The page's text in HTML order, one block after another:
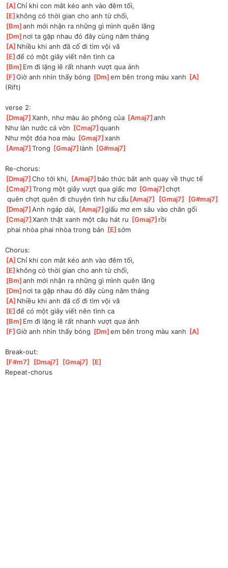
[A ]
Chỉ khi con mắt kéo anh vào đêm tối,
[E ]không có thời gian cho anh từ chối,
[Bm ]
anh mới nhận ra những gì mình quên lãng
[Dm ]nơi ta gặp nhau đó đây cùng năm tháng
[A ]Nhiều khi anh đã cố đi tìm vội vã
[E ]
để có một giây viết nên tình ca
[Bm ]Em đi lặng lẽ rất nhanh vượt qua ảnh
[F ]
Giờ anh nhìn thấy bóng [Dm ]
em bên trong màu xanh [A
(Rift)
verse 2:
[Dmaj7 ]
Xanh, như màu áo phông của [Amaj7 ]
anh
Như làn nước cá vờn [Cmaj7 ]
quanh
Như một đóa hoa màu [Gmaj7 ]
xanh
[Amaj7 ]
Trong [Gmaj7 ]lành [G#maj7
Re-chorus:
[Dmaj7 ]
Cho tới khi, [Amaj7 ]báo thức bắt anh quay về thực tế
[Cmaj7 ]
Trong một giây vượt qua giấc mơ [Gmaj7 ]
chợt
quên chợt quên đi chuyện tình hư cấu [Amaj7 [Gmaj7 [G#maj7
[Dmaj7 ]
Anh ngáp dài, [Amaj7 ]
giấu mơ em sâu vào chăn gối
[Cmaj7 ]
Xanh thật xanh một câu hát ru [Gmaj7 ]rồi
phai nhòa phai nhòa trong bản [E ]
sớm
Chorus:
[A ]
Chỉ khi con mắt kéo anh vào đêm tối,
[E ]không có thời gian cho anh từ chối,
[Bm ]
anh mới nhận ra những gì mình quên lãng
[Dm ]nơi ta gặp nhau đó đây cùng năm tháng
[A ]Nhiều khi anh đã cố đi tìm vội vã
[E ]
để có một giây viết nên tình ca
[Bm ]Em đi lặng lẽ rất nhanh vượt qua ảnh
[F ]
Giờ anh nhìn thấy bóng [Dm ]
em bên trong màu xanh [A
Break-out:
[F#m7 [Dmaj7 [Gmaj7 [E
Repeat-chorus